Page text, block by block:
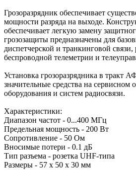
Грозоразрядник обеспечивает
мощности разряда на выходе.
обеспечивает легкую замену
грозозащиты предназначены для
диспетчерской и транкинговой связи,
беспроводной телеметрии и
Установка грозоразрядника в тракт
значительные средства на сервисном
оборудования и систем радиосвязи.
Характеристики:
Диапазон частот - 0...400 МГц
Предельная мощность - 200 Вт
Сопротивление - 50 Ом
Вносимые потери - 0.1 дБ
Тип разъема - розетка UHF-типа
Размеры - 57 x 50 x 30 мм